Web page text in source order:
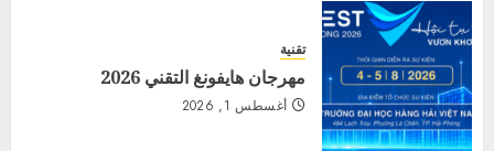
تقنية
مهرجان هايفونغ التقني 2026
أغسطس 1, 2026